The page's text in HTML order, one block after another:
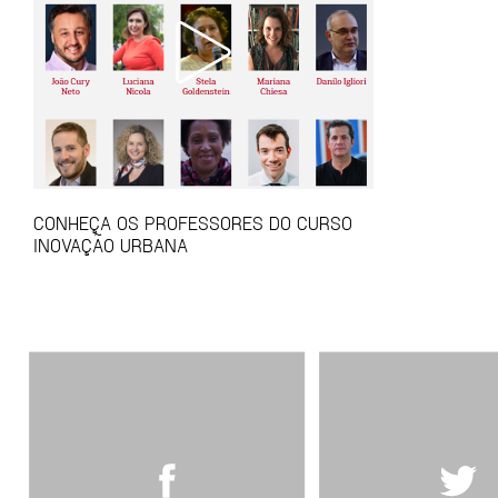
CONHEÇA OS PROFESSORES DO CURSO
INOVAÇÃO URBANA